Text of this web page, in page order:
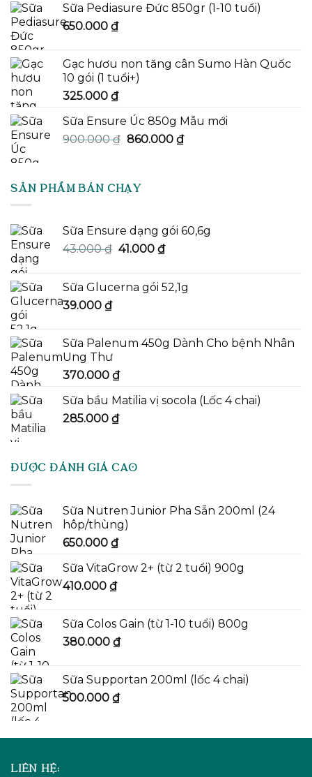
Sữa Pediasure Đức 850gr (1-10 tuổi)
650.000 ₫
Gạc hươu non tăng cân Sumo Hàn Quốc
10 gói (1 tuổi+)
325.000 ₫
Sữa Ensure Úc 850g Mẫu mới
900.000₫ Giá
900.000 ₫.
860.000 ₫Giá
SẢN PHẨM BÁN CHẠY
Sữa Ensure dạng gói 60,6g
43.000₫ Giá
43.000 ₫.
41.000 ₫Giá
là:
Sữa Glucerna gói 52,1g
39.000 ₫
Sữa Palenum 450g Dành Cho bệnh Nhân
Ung Thư
370.000 ₫
Sữa bầu Matilia vị socola (Lốc 4 chai)
285.000 ₫
ĐƯỢC ĐÁNH GIÁ CAO
Sữa Nutren Junior Pha Sẵn 200ml (24
hôp/thùng)
650.000 ₫
Sữa VitaGrow 2+ (từ 2 tuổi) 900g
410.000 ₫
Sữa Colos Gain (từ 1-10 tuổi) 800g
380.000 ₫
Sữa Supportan 200ml (lốc 4 chai)
500.000 ₫
LIÊN HỆ: